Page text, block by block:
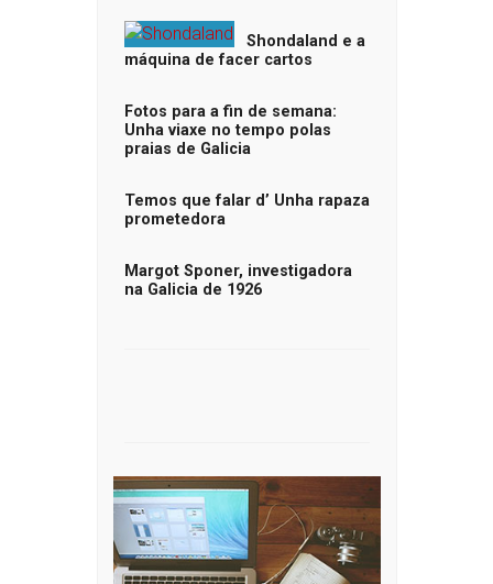
Shondaland e a
máquina de facer cartos
Fotos para a fin de semana:
Unha viaxe no tempo polas
praias de Galicia
Temos que falar d’ Unha rapaza
prometedora
Margot Sponer, investigadora
na Galicia de 1926